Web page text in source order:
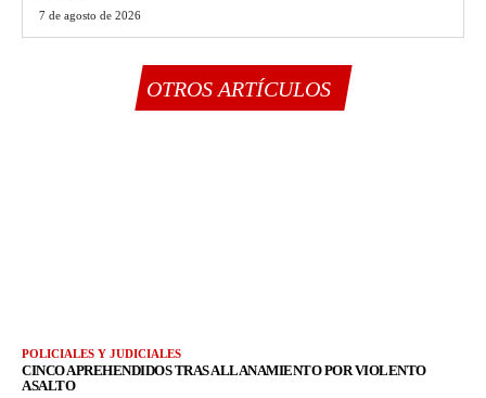
7 de agosto de 2026
OTROS ARTÍCULOS
POLICIALES Y JUDICIALES
CINCO APREHENDIDOS TRAS ALLANAMIENTO POR VIOLENTO
ASALTO